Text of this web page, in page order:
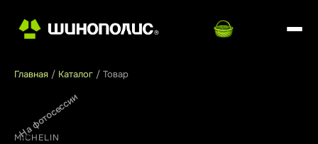
Главная / Каталог / Товар
На фотосессии
MICHELIN